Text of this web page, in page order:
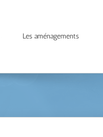
Les aménagements